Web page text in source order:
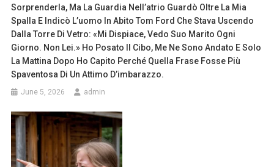
Sorprenderla, Ma La Guardia Nell’atrio Guardò Oltre La Mia
Spalla E Indicò L’uomo In Abito Tom Ford Che Stava Uscendo
Dalla Torre Di Vetro: «Mi Dispiace, Vedo Suo Marito Ogni
Giorno. Non Lei.» Ho Posato Il Cibo, Me Ne Sono Andato E Solo
La Mattina Dopo Ho Capito Perché Quella Frase Fosse Più
Spaventosa Di Un Attimo D’imbarazzo.
June 5, 2026 admin